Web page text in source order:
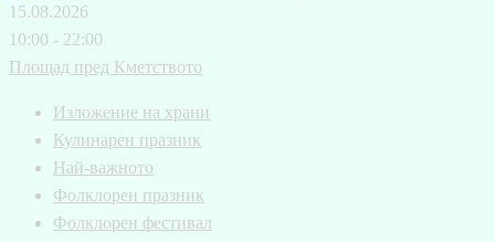
15.08.2026
10:00 - 22:00
Площад пред Кметството
Изложение на храни
Кулинарен празник
Най-важното
Фолклорен празник
Фолклорен фестивал